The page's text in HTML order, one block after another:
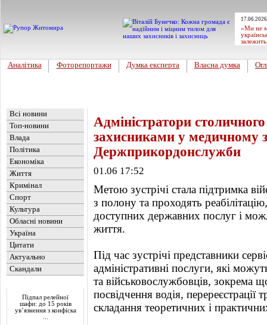
«Ми не
Аналітика Фоторепортажи Думка експерта Власна думка
Всі новини
Топ-новини
Влада
Політика
Економіка
Життя
Кримінал
Спорт
Культура
Обласні новини
Україна
Цитати
Актуально
Скандали
Підпал релейної
шафи: до 15 років
ув’язнення з конфіска
Адміністратори
захисниками у медичному
Держприкордонслужби
01.06 17:52
Метою зустрічі стала підтримка
з полону та проходять
доступних державних послуг і
життя.
Під час зустрічі представники
адміністративні послуги, які
та військовослужбовців, зокрема
посвідчення водія, перереєстрації
складання теоретичних і